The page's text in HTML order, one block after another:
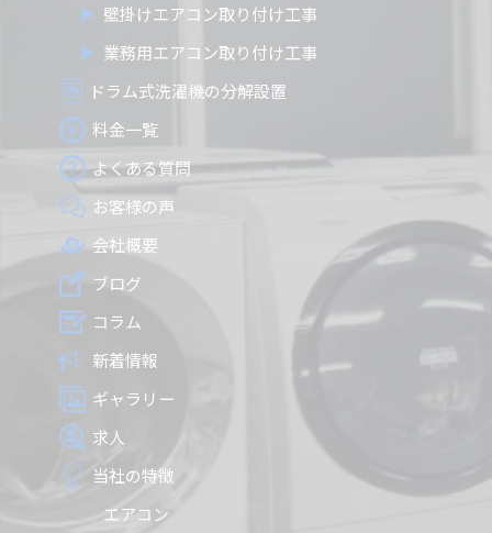
壁掛けエアコン取り付け工事
業務用エアコン取り付け工事
ドラム式洗濯機の分解設置
料金一覧
よくある質問
お客様の声
会社概要
ブログ
コラム
新着情報
ギャラリー
求人
当社の特徴
エアコン